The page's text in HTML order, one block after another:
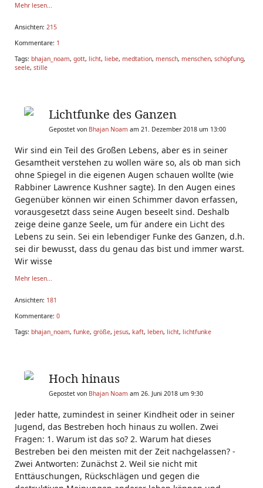
Mehr lesen...
Ansichten: 215
Kommentare: 1
Tags: bhajan_noam, gott, licht, liebe, medtation, mensch, menschen, schöpfung,
seele, stille
Lichtfunke des Ganzen
Gepostet von Bhajan Noam am 21. Dezember 2018 um 13:00
Wir sind ein Teil des Großen Lebens, aber es in seiner
Gesamtheit verstehen zu wollen wäre so, als ob man sich
ohne Spiegel in die eigenen Augen schauen wollte (wie
Rabbiner Lawrence Kushner sagte). In den Augen eines
Gegenüber können wir einen Schimmer davon erfassen,
vorausgesetzt dass seine Augen beseelt sind. Deshalb
zeige deine ganze Seele, um für andere ein Licht des
Lebens zu sein. Sei ein lebendiger Funke des Ganzen, d.h.
sei dir bewusst, dass du genau das bist und immer warst.
Wir wisse
Mehr lesen...
Ansichten: 181
Kommentare: 0
Tags: bhajan_noam, funke, größe, jesus, kaft, leben, licht, lichtfunke
Hoch hinaus
Gepostet von Bhajan Noam am 26. Juni 2018 um 9:30
Jeder hatte, zumindest in seiner Kindheit oder in seiner
Jugend, das Bestreben hoch hinaus zu wollen. Zwei
Fragen: 1. Warum ist das so? 2. Warum hat dieses
Bestreben bei den meisten mit der Zeit nachgelassen? -
Zwei Antworten: Zunächst 2. Weil sie nicht mit
Enttäuschungen, Rückschlägen und gegen die